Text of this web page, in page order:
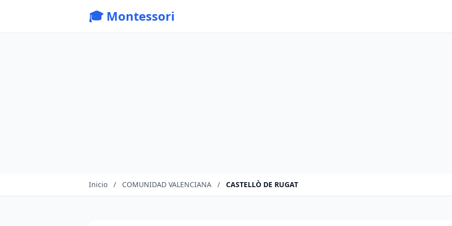
🎓 Montessori
Inicio / COMUNIDAD VALENCIANA / CASTELLÒ DE RUGAT